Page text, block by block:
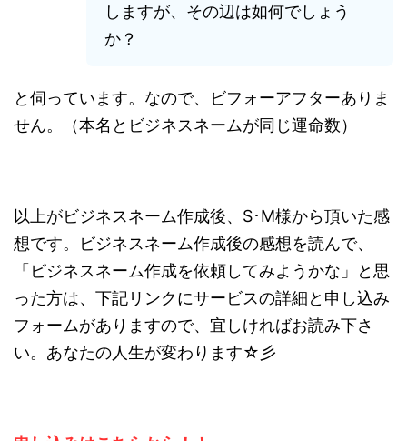
しますが、その辺は如何でしょう
か？
と伺っています。なので、ビフォーアフターありま
せん。（本名とビジネスネームが同じ運命数）
以上がビジネスネーム作成後、S･M様から頂いた感
想です。ビジネスネーム作成後の感想を読んで、
「ビジネスネーム作成を依頼してみようかな」と思
った方は、下記リンクにサービスの詳細と申し込み
フォームがありますので、宜しければお読み下さ
い。あなたの人生が変わります☆彡